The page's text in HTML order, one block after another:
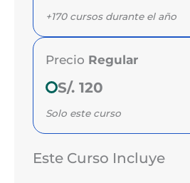
+170 cursos durante el año
Precio Regular
S/. 120
Solo este curso
Este Curso Incluye